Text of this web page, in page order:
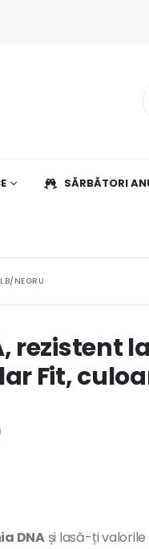
SĂRBĂTORI
NEGRU
rezistent
Fit,
DNAși lasă-ți